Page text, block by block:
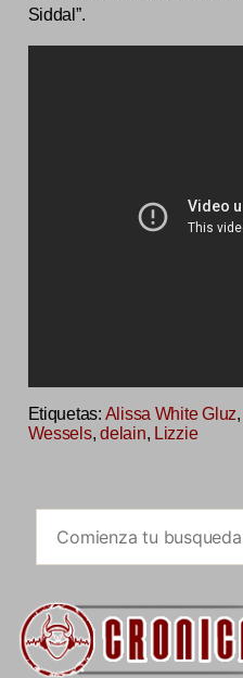
Siddal”.
Etiquetas: Alissa White Gluz,
Wessels,delain, Lizzie